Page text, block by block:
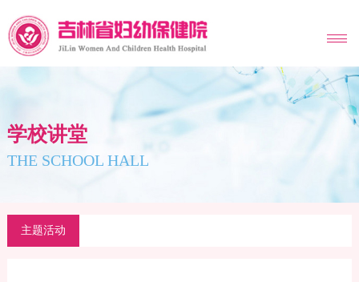
MENU
学校讲堂
THE SCHOOL HALL
主题活动